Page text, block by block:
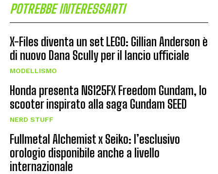
POTREBBE INTERESSARTI
X-Files diventa un set LEGO: Gillian Anderson è
di nuovo Dana Scully per il lancio ufficiale
MODELLISMO
Honda presenta NS125FX Freedom Gundam, lo
scooter inspirato alla saga Gundam SEED
NERD STUFF
Fullmetal Alchemist x Seiko: l’esclusivo
orologio disponibile anche a livello
internazionale